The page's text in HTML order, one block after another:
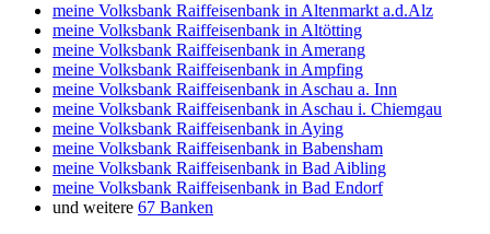
meine Volksbank Raiffeisenbank in Altenmarkt a.d.Alz
meine Volksbank Raiffeisenbank in Altötting
meine Volksbank Raiffeisenbank in Amerang
meine Volksbank Raiffeisenbank in Ampfing
meine Volksbank Raiffeisenbank in Aschau a. Inn
meine Volksbank Raiffeisenbank in Aschau i. Chiemgau
meine Volksbank Raiffeisenbank in Aying
meine Volksbank Raiffeisenbank in Babensham
meine Volksbank Raiffeisenbank in Bad Aibling
meine Volksbank Raiffeisenbank in Bad Endorf
und weitere 67 Banken